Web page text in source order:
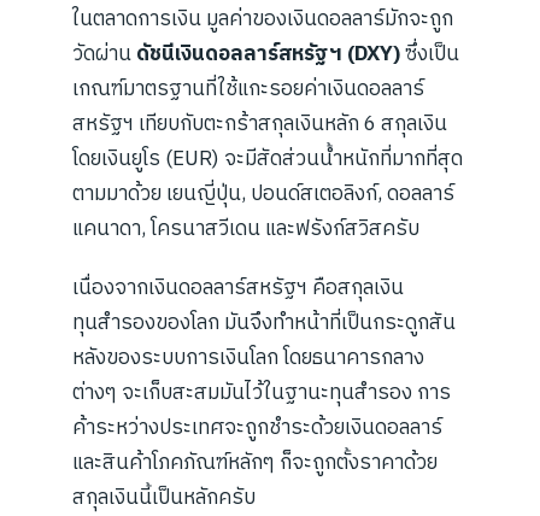
ในตลาดการเงิน มูลค่าของเงินดอลลาร์มักจะถูก
วัดผ่านดัชนีเงินดอลลาร์สหรัฐฯ (DXY)ซึ่งเป็น
เกณฑ์มาตรฐานที่ใช้แกะรอยค่าเงินดอลลาร์
สหรัฐฯ เทียบกับตะกร้าสกุลเงินหลัก 6 สกุลเงิน
โดยเงินยูโร (EUR) จะมีสัดส่วนน้ำหนักที่มากที่สุด
ตามมาด้วย เยนญี่ปุ่น, ปอนด์สเตอลิงก์, ดอลลาร์
แคนาดา, โครนาสวีเดน และฟรังก์สวิสครับ
เนื่องจากเงินดอลลาร์สหรัฐฯ คือสกุลเงิน
ทุนสำรองของโลก มันจึงทำหน้าที่เป็นกระดูกสัน
หลังของระบบการเงินโลก โดยธนาคารกลาง
ต่างๆ จะเก็บสะสมมันไว้ในฐานะทุนสำรอง การ
ค้าระหว่างประเทศจะถูกชำระด้วยเงินดอลลาร์
และสินค้าโภคภัณฑ์หลักๆ ก็จะถูกตั้งราคาด้วย
สกุลเงินนี้เป็นหลักครับ